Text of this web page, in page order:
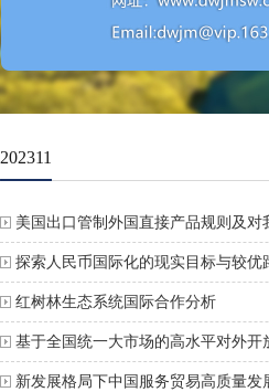
202311
美国出口管制外国直接产品规则及对
探索人民币国际化的现实目标与较优
红树林生态系统国际合作分析
基于全国统一大市场的高水平对外
新发展格局下中国服务贸易高质量发